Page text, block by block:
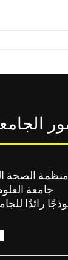
منظمة الصحة
جامعة
رائدًا